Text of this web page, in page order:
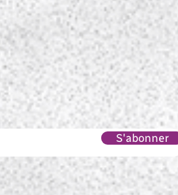
S'abonner